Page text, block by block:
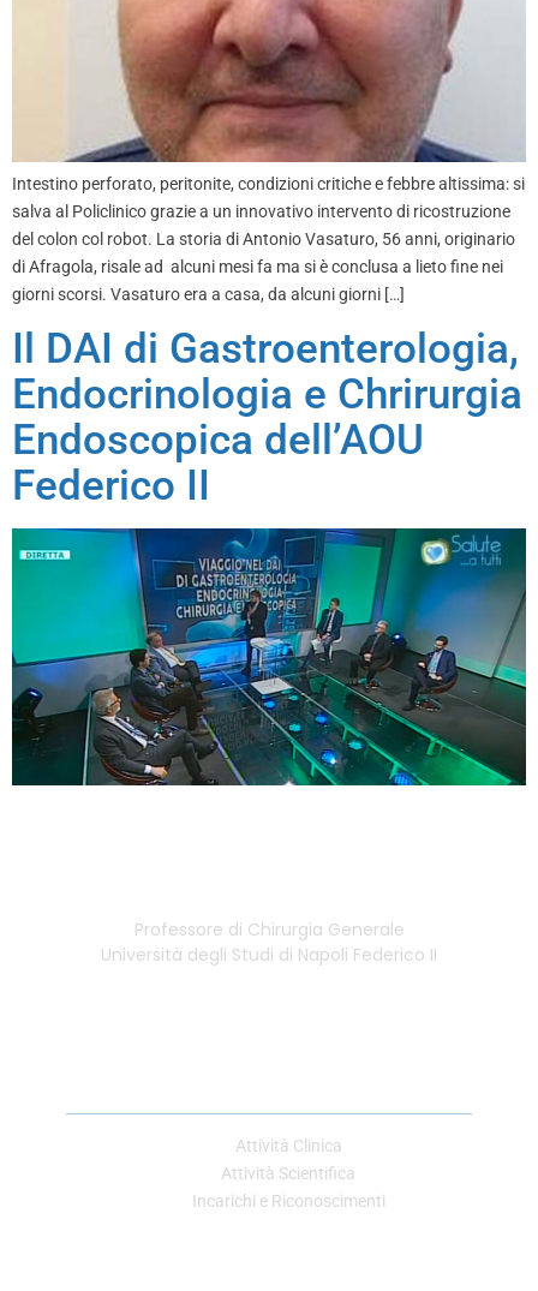
Intestino perforato, peritonite, condizioni critiche e febbre altissima: si
salva al Policlinico grazie a un innovativo intervento di ricostruzione
del colon col robot. La storia di Antonio Vasaturo, 56 anni, originario
di Afragola, risale ad alcuni mesi fa ma si è conclusa a lieto fine nei
giorni scorsi. Vasaturo era a casa, da alcuni giorni […]
Il DAI di Gastroenterologia,
Endocrinologia e Chrirurgia
Endoscopica dell’AOU
Federico II
Professore di Chirurgia Generale
Università degli Studi di Napoli Federico II
Attività Clinica
Attività Scientifica
Incarichi e Riconoscimenti